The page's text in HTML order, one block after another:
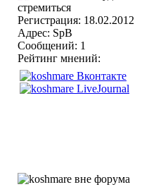
Регистрация: 18.02.2012
Адрес: SpB
Сообщений: 1
Рейтинг мнений: